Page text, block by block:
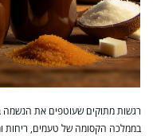
רגשות מתוקים שעוטפים את
בממלכה הקסומה של טעמים, ריחות